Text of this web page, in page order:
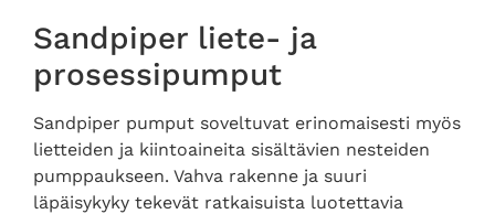
Sandpiper liete- ja
prosessipumput
Sandpiper pumput soveltuvat erinomaisesti myös
lietteiden ja kiintoaineita sisältävien nesteiden
pumppaukseen. Vahva rakenne ja suuri
läpäisykyky tekevät ratkaisuista luotettavia